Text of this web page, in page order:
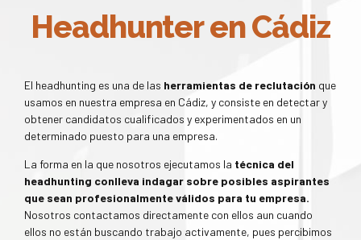
Headhunter en Cádiz
El headhunting es una de las herramientas de reclutación que
usamos en nuestra empresa en Cádiz, y consiste en detectar y
obtener candidatos cualificados y experimentados en un
determinado puesto para una empresa.
La forma en la que nosotros ejecutamos la técnica del
headhunting conlleva indagar sobre posibles aspirantes
que sean profesionalmente válidos para tu empresa.
Nosotros contactamos directamente con ellos aun cuando
ellos no están buscando trabajo activamente, pues percibimos